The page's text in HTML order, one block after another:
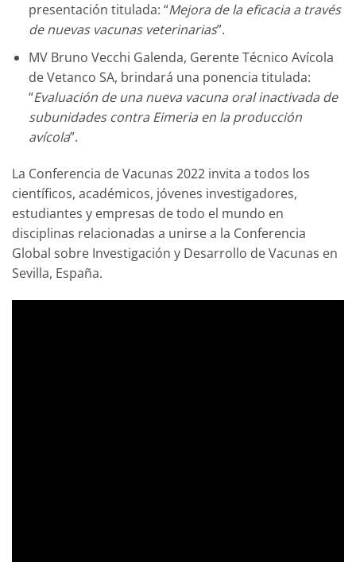
presentación titulada: “Mejora de la eficacia a través
de nuevas vacunas veterinarias”.
MV Bruno Vecchi Galenda, Gerente Técnico Avícola
de Vetanco SA, brindará una ponencia titulada:
“Evaluación de una nueva vacuna oral inactivada de
subunidades contra Eimeria en la producción
avícola”.
La Conferencia de Vacunas 2022 invita a todos los
científicos, académicos, jóvenes investigadores,
estudiantes y empresas de todo el mundo en
disciplinas relacionadas a unirse a la Conferencia
Global sobre Investigación y Desarrollo de Vacunas en
Sevilla, España.